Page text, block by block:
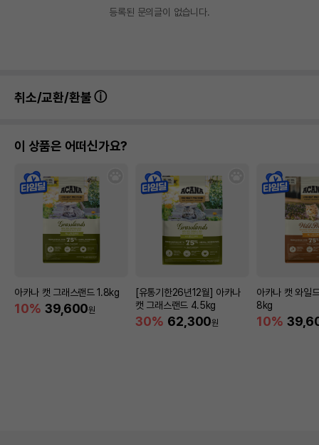
등록된 문의글이 없습니다.
취소/교환/환불
이 상품은 어떠신가요?
아카나 캣 그래스랜드 1.8kg
10% 39,600원
[유통기한26년12월] 아카나
캣 그래스랜드 4.5kg
30% 62,300원
아카나 캣 와일
8kg
10%